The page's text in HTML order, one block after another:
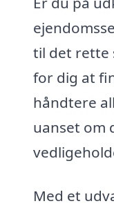
til det rette
for dig at
håndtere
uanset om
Med et